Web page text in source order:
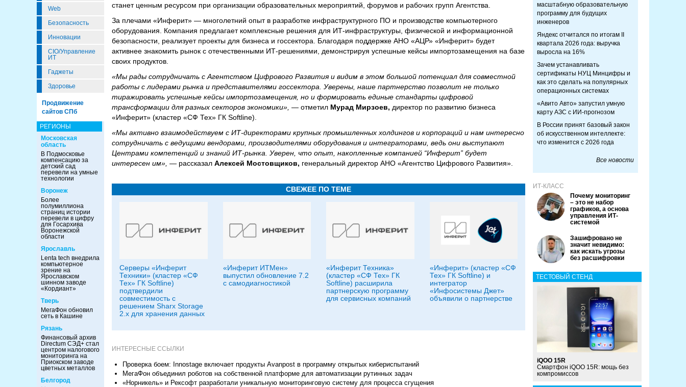
Web
Безопасность
Инновации
CIO/Управление
ИТ
Гаджеты
Здоровье
Продвижение
сайтов СПб
РЕГИОНЫ
Московская
область
В Подмосковье
компенсацию за
детский сад
перевели на умные
технологии
Воронеж
Более
полумиллиона
страниц истории
перевели в цифру
для Госархива
Воронежской
области
Ярославль
Lenta tech внедрила
компьютерное
зрение на
Ярославском
шинном заводе
«Кордиант»
Тверь
МегаФон обновил
сеть в Кашине
Рязань
Финансовый архив
Directum СЭД+ стал
центром налогового
мониторинга на
Приокском заводе
цветных металлов
Белгород
станет ценным ресурсом при организации образовательных мероприятий, форумов и рабочих групп Агентства.
За плечами «Инферит» — многолетний опыт в разработке инфраструктурного ПО и производстве компьютерного
оборудования. Компания предлагает комплексные решения для ИТ-инфраструктуры, физической и информационной
безопасности, реализует проекты для бизнеса и госсектора. Благодаря поддержке АНО «АЦР» «Инферит» будет
активнее знакомить рынок с отечественными ИТ-решениями, демонстрируя успешные кейсы импортозамещения на базе
своих продуктов.
«Мы рады сотрудничать с Агентством Цифрового Развития и видим в этом большой потенциал для совместной
работы с лидерами рынка и представителями госсектора. Уверены, наше партнерство позволит не только
тиражировать успешные кейсы импортозамещения, но и формировать единые стандарты цифровой
трансформации для разных секторов экономики», — отметил Мурад Мирзоев, директор по развитию бизнеса
«Инферит» (кластер «СФ Тех» ГК Softline).
«Мы активно взаимодействуем с ИТ-директорами крупных промышленных холдингов и корпораций и нам интересно
сотрудничать с ведущими вендорами, производителями оборудования и интеграторами, ведь они выступают
Центрами компетенций и знаний ИТ-рынка. Уверен, что опыт, накопленные компанией “Инферит” будет
интересен им», — рассказал Алексей Мостовщиков, генеральный директор АНО «Агентство Цифрового Развития».
СВЕЖЕЕ ПО ТЕМЕ
Серверы «Инферит
Техники» (кластер «СФ
Тех» ГК Softline)
подтвердили
совместимость с
решением Sharx Storage
2.x для хранения данных
«Инферит ИТМен»
выпустил обновление 7.2
с самодиагностикой
«Инферит Техника»
(кластер «СФ Тех» ГК
Softline) расширила
партнерскую программу
для сервисных компаний
«Инферит» (кластер «СФ
Тех» ГК Softline) и
интегратор
«Инфосистемы Джет»
объявили о партнерстве
ИНТЕРЕСНЫЕ ССЫЛКИ
Проверка боем: Innostage включает продукты Avanpost в программу открытых кибериспытаний
МегаФон объединил роботов на собственной платформе для автоматизации рутинных задач
«Норникель» и Рексофт разработали уникальную мониторинговую систему для процесса сгущения
масштабную образовательную
программу для будущих
инженеров
Яндекс отчитался по итогам II
квартала 2026 года: выручка
выросла на 16%
Зачем устанавливать
сертификаты НУЦ Минцифры и
как это сделать на популярных
операционных системах
«Авито Авто» запустил умную
карту АЗС с ИИ-прогнозом
В России принят базовый закон
об искусственном интеллекте:
что изменится с 2026 года
Все новости
ИТ-КЛАСС
Почему мониторинг
– это не набор
графиков, а основа
управления ИТ-
системой
Зашифровано не
значит невидимо:
как искать угрозы
без расшифровки
ТЕСТОВЫЙ СТЕНД
iQOO 15R
Смартфон iQOO 15R: мощь без
компромиссов